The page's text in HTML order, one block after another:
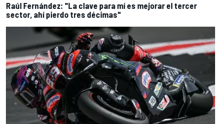
Raúl Fernández: "La clave para mí es mejorar el tercer
sector, ahí pierdo tres décimas"